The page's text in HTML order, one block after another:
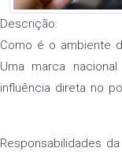
Descrição:
Como é o ambiente
Uma marca
influência direta no
Responsabilidades